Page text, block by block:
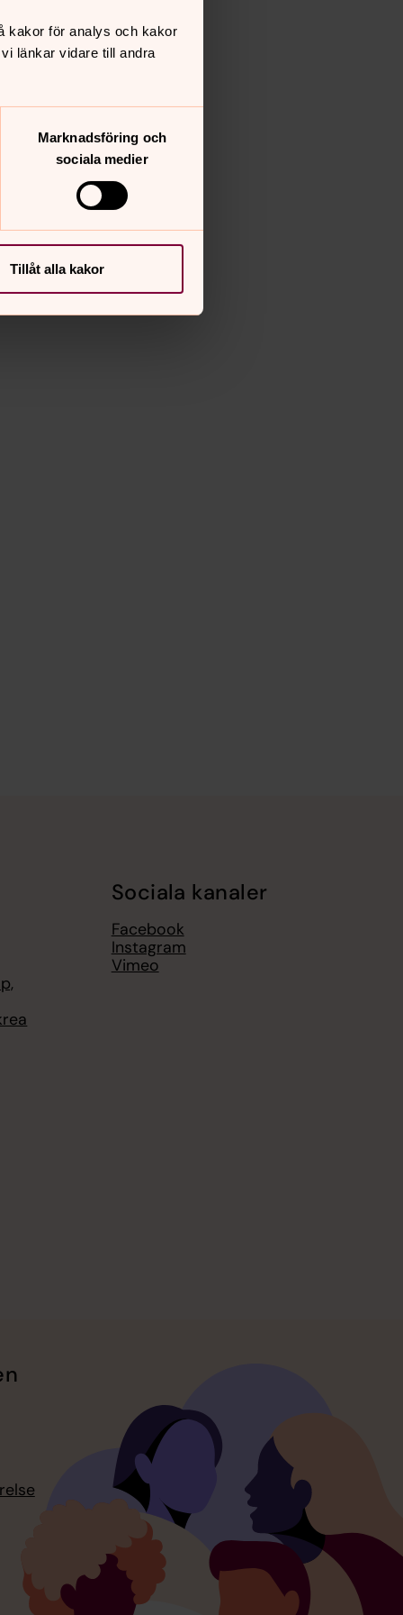
kakor för analys och kakor
länkar vidare till andra
Marknadsföring och
sociala medier
Tillåt alla kakor
Sociala kanaler
Facebook
Instagram
Vimeo